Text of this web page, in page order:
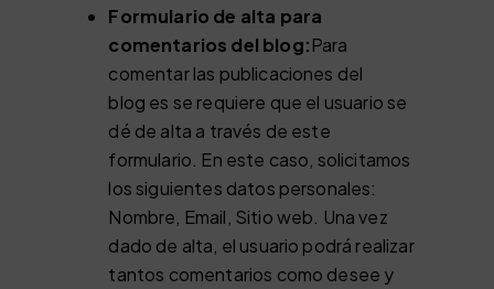
Formulario de alta para
comentarios del blog:Para
comentar las publicaciones del
blog es se requiere que el usuario se
dé de alta a través de este
formulario. En este caso, solicitamos
los siguientes datos personales:
Nombre, Email, Sitio web. Una vez
dado de alta, el usuario podrá realizar
tantos comentarios como desee y